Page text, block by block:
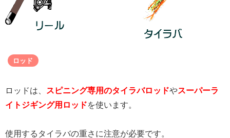
ロッド
ロッドは、 スピニング専用のタイラバロッドやスーパーラ
イトジギング用ロッドを使います。
使用するタイラバの重さに注意が必要です。